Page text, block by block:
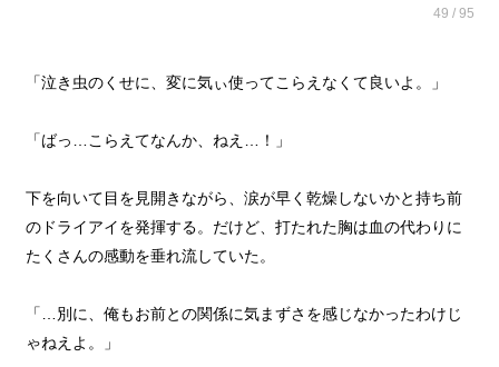
49 / 95
「泣き虫のくせに、変に気ぃ使ってこらえなくて良いよ。」
「ばっ…こらえてなんか、ねえ…！」
下を向いて目を見開きながら、涙が早く乾燥しないかと持ち前
のドライアイを発揮する。だけど、打たれた胸は血の代わりに
たくさんの感動を垂れ流していた。
「…別に、俺もお前との関係に気まずさを感じなかったわけじ
ゃねえよ。」